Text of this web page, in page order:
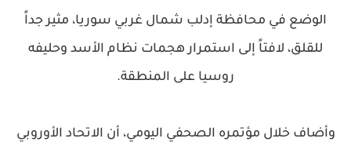
الوضع في محافظة إدلب شمال غربي سوريا، مثير جداً
للقلق، لافتاً إلى استمرار هجمات نظام الأسد وحليفه
روسيا على المنطقة.
وأضاف خلال مؤتمره الصحفي اليومي، أن الاتحاد الأوروبي